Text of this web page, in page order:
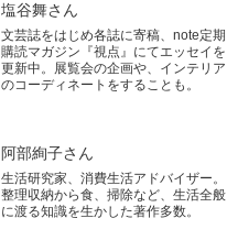
塩谷舞さん
文芸誌をはじめ各誌に寄稿、note定期
購読マガジン『視点』にてエッセイを
更新中。展覧会の企画や、インテリア
のコーディネートをすることも。
阿部絢子さん
生活研究家、消費生活アドバイザー。
整理収納から食、掃除など、生活全般
に渡る知識を生かした著作多数。